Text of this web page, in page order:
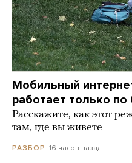
Мобильный
работает только
Расскажите, как этот
там, где вы живете
РАЗБОР 16 часов назад